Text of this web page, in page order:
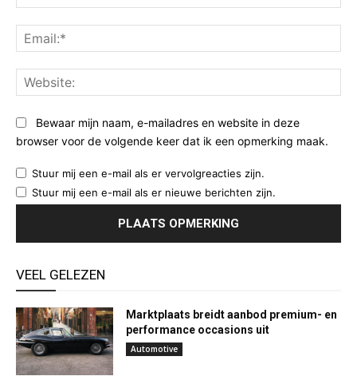
Bewaar mijn naam, e-mailadres en website in deze
browser voor de volgende keer dat ik een opmerking maak.
Stuur mij een e-mail als er vervolgreacties zijn.
Stuur mij een e-mail als er nieuwe berichten zijn.
VEEL GELEZEN
Marktplaats breidt aanbod premium- en
performance occasions uit
Automotive